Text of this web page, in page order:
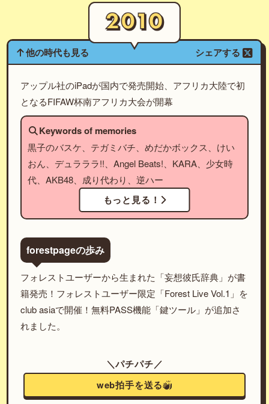
他の時代も見る シェアする
アップル社のiPadが国内で発売開始、アフリカ大陸で初
となるFIFAW杯南アフリカ大会が開幕
Keywords of memories
黒子のバスケ、テガミバチ、めだかボックス、けい
おん、デュラララ!!、Angel Beats!、KARA、少女時
代、AKB48、成り代わり、逆ハー
もっと見る！
forestpageの歩み
フォレストユーザーから生まれた「妄想彼氏辞典」が書
籍発売！フォレストユーザー限定「Forest Live Vol.1」を
club asiaで開催！無料PASS機能「鍵ツール」が追加さ
れました。
＼パチパチ／
web拍手を送る